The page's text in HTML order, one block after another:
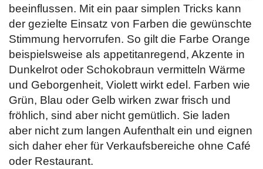
beeinflussen. Mit ein paar simplen Tricks kann
der gezielte Einsatz von Farben die gewünschte
Stimmung hervorrufen. So gilt die Farbe Orange
beispielsweise als appetitanregend, Akzente in
Dunkelrot oder Schokobraun vermitteln Wärme
und Geborgenheit, Violett wirkt edel. Farben wie
Grün, Blau oder Gelb wirken zwar frisch und
fröhlich, sind aber nicht gemütlich. Sie laden
aber nicht zum langen Aufenthalt ein und eignen
sich daher eher für Verkaufsbereiche ohne Café
oder Restaurant.